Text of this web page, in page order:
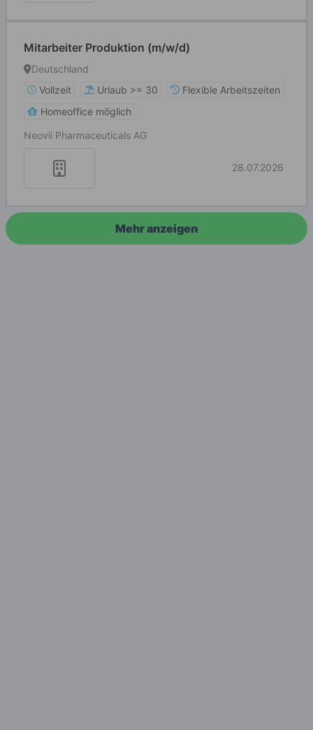
Mitarbeiter Produktion (m/w/d)
Deutschland
Vollzeit
Urlaub >= 30
Flexible Arbeitszeiten
Homeoffice möglich
Neovii Pharmaceuticals AG
28.07.2026
Mehr anzeigen